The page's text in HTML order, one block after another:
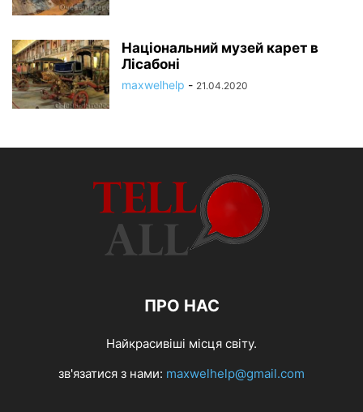
Національний музей карет в
Лісабоні
maxwelhelp - 21.04.2020
ПРО НАС
Найкрасивіші місця світу.
зв'язатися з нами: maxwelhelp@gmail.com